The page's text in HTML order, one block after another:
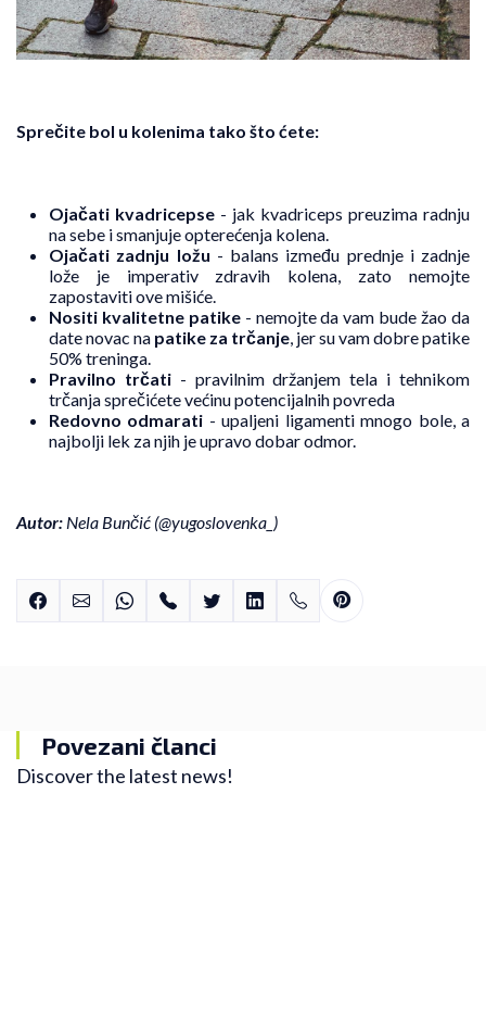
Sprečite bol u kolenima tako što ćete:
Ojačati kvadricepse - jak kvadriceps preuzima radnju
na sebe i smanjuje opterećenja kolena.
Ojačati zadnju ložu - balans između prednje i zadnje
lože je imperativ zdravih kolena, zato nemojte
zapostaviti ove mišiće.
Nositi kvalitetne patike- nemojte da vam bude žao da
date novac na patike za trčanje , jer su vam dobre patike
50% treninga.
Pravilno trčati- pravilnim držanjem tela i tehnikom
trčanja sprečićete većinu potencijalnih povreda
Redovno odmarati - upaljeni ligamenti mnogo bole, a
najbolji lek za njih je upravo dobar odmor.
Autor: Nela Bunčić (@yugoslovenka )
Povezani članci
Discover the latest news!